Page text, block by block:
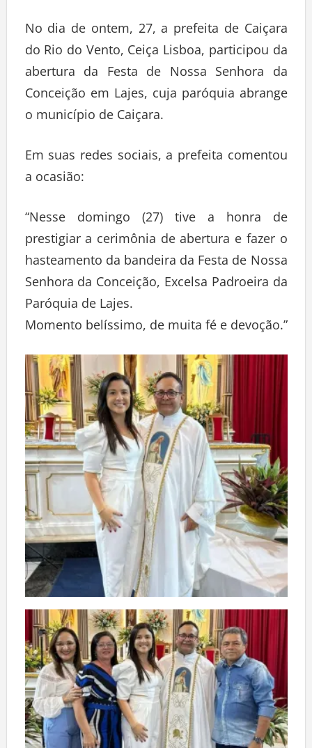
No dia de ontem, 27, a prefeita de Caiçara
do Rio do Vento, Ceiça Lisboa, participou da
abertura da Festa de Nossa Senhora da
Conceição em Lajes, cuja paróquia abrange
o município de Caiçara.
Em suas redes sociais, a prefeita comentou
a ocasião:
“Nesse domingo (27) tive a honra de
prestigiar a cerimônia de abertura e fazer o
hasteamento da bandeira da Festa de Nossa
Senhora da Conceição, Excelsa Padroeira da
Paróquia de Lajes.
Momento belíssimo, de muita fé e devoção.”